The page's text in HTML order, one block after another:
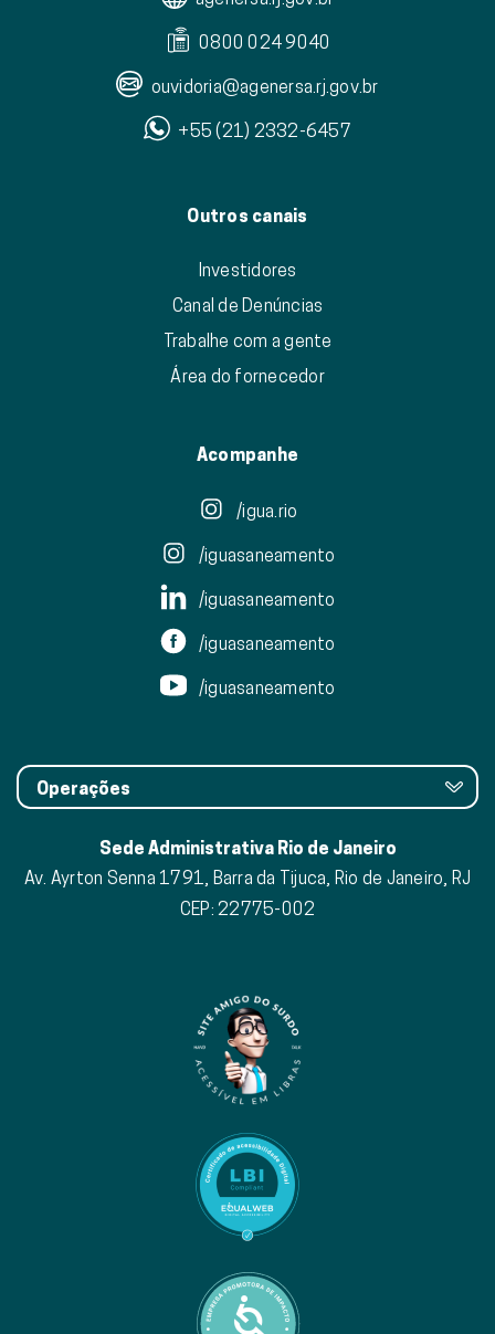
0800 024 9040
ouvidoria@agenersa.rj.gov.br
+55 (21) 2332-6457
Outros canais
Investidores
Canal de Denúncias
Trabalhe com a gente
Área do fornecedor
Acompanhe
/igua.rio
/iguasaneamento
/iguasaneamento
/iguasaneamento
/iguasaneamento
Operações
Sede Administrativa Rio de Janeiro
Av. Ayrton Senna 1791, Barra da Tijuca, Rio de Janeiro, RJ
CEP: 22775-002